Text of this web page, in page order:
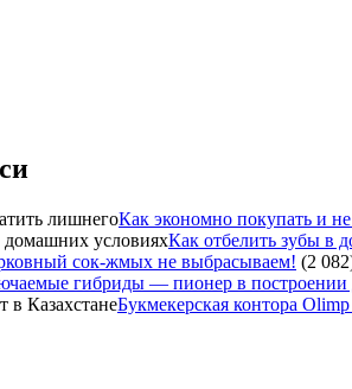
Как экономно покупать и
Как отбелить зубы в
сок-жмых не выбрасываем! (2
гибриды — пионер в построении
Букмекерская контора